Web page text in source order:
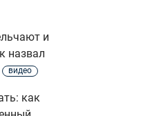
и
назвал
видео
как